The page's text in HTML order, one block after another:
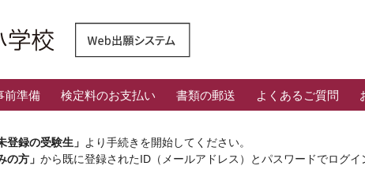
前準備 検定料のお支払い 書類の郵送 よくあるご質問
登録の受験生」 より手続きを開始してください。
の方」 から既に登録されたID（メールアドレス）とパスワードでログイ